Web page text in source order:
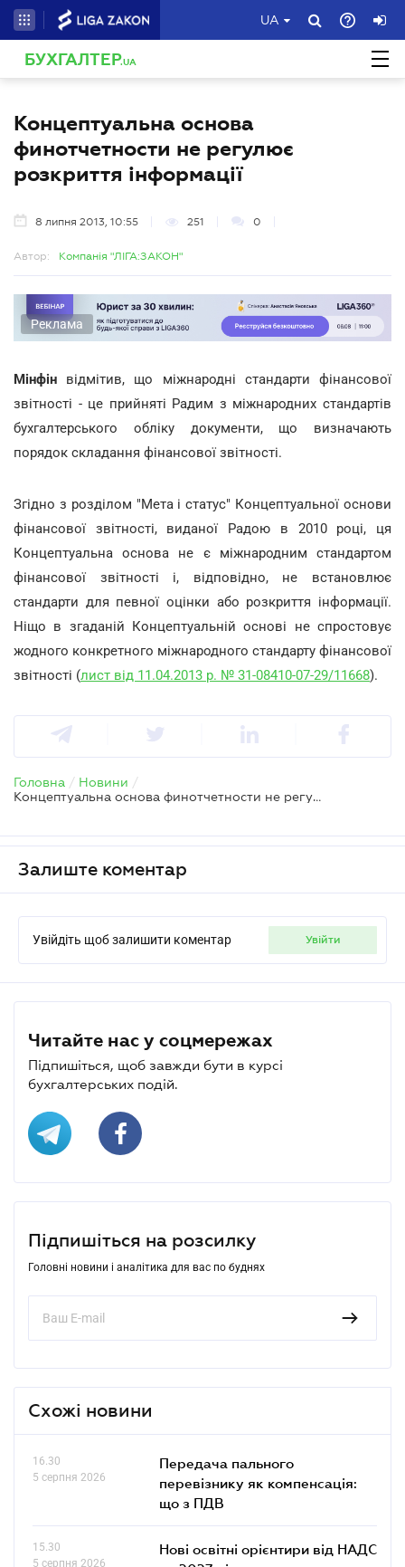
UA
БУХГАЛТЕР.UA
Концептуальна основа
финотчетности не регулює
розкриття інформації
8 липня 2013, 10:55 251 0
Автор: Компанія "ЛІГА:ЗАКОН"
Реклама
Мінфін відмітив, що міжнародні стандарти фінансової
звітності - це прийняті Радим з міжнародних стандартів
бухгалтерського обліку документи, що визначають
порядок складання фінансової звітності.
Згідно з розділом "Мета і статус" Концептуальної основи
фінансової звітності, виданої Радою в 2010 році, ця
Концептуальна основа не є міжнародним стандартом
фінансової звітності і, відповідно, не встановлює
стандарти для певної оцінки або розкриття інформації.
Ніщо в згаданій Концептуальній основі не спростовує
жодного конкретного міжнародного стандарту фінансової
звітності (лист від 11.04.2013 р. № 31-08410-07-29/11668).
Головна / Новини /
Концептуальна основа финотчетности не регулює розкриття інформації
Залиште коментар
Увійдіть щоб залишити коментар увійти
Читайте нас у соцмережах
Підпишіться, щоб завжди бути в курсі
бухгалтерських подій.
Підпишіться на розсилку
Головні новини і аналітика для вас по буднях
Схожі новини
16.30
5 серпня 2026
Передача пального
перевізнику як компенсація:
що з ПДВ
15.30
5 серпня 2026
Нові освітні орієнтири від НАДС